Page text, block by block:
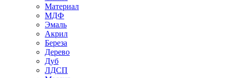
Материал
МДФ
Эмаль
Акрил
Береза
Дерево
Дуб
ЛДСП